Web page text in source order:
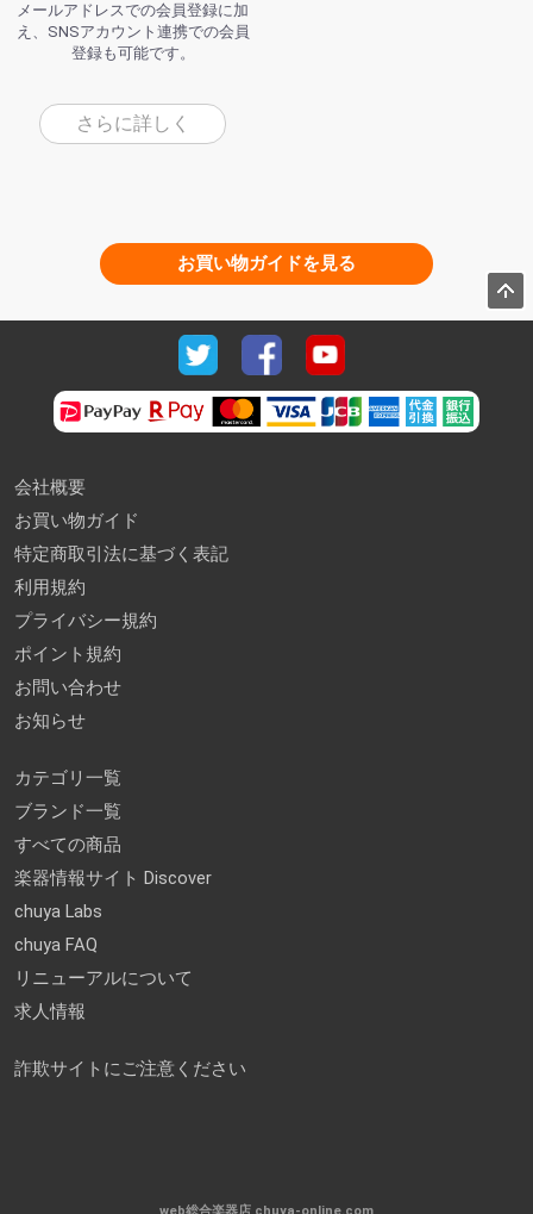
メールアドレスでの会員登録に加
え、SNSアカウント連携での会員
登録も可能です。
さらに詳しく
お買い物ガイドを見る
会社概要
お買い物ガイド
特定商取引法に基づく表記
利用規約
プライバシー規約
ポイント規約
お問い合わせ
お知らせ
カテゴリ一覧
ブランド一覧
すべての商品
楽器情報サイト Discover
chuya Labs
chuya FAQ
リニューアルについて
求人情報
詐欺サイトにご注意ください